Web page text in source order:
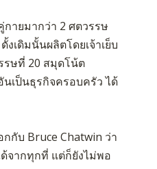
ายมากว่า 2 ศตวรรษ
เดิมนั้นผลิตโดยเจ้าเย็บ
รษที่ 20 สมุดโน้ต
เป็นธุรกิจครอบครัว ได้
กกับ Bruce Chatwin ว่า
จากทุกที่ แต่ก็ยังไม่พอ